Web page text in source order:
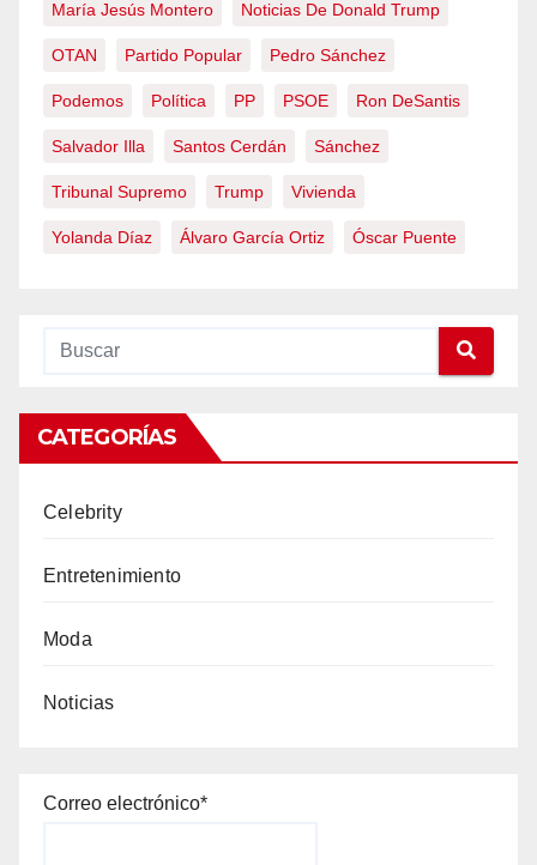
María Jesús Montero Noticias De Donald Trump
OTAN Partido Popular Pedro Sánchez
Podemos Política PP PSOE Ron DeSantis
Salvador Illa Santos Cerdán Sánchez
Tribunal Supremo Trump Vivienda
Yolanda Díaz Álvaro García Ortiz Óscar Puente
CATEGORÍAS
Celebrity
Entretenimiento
Moda
Noticias
Correo electrónico*